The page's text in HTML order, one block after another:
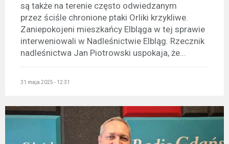
są także na terenie często odwiedzanym
przez ściśle chronione ptaki Orliki krzykliwe.
Zaniepokojeni mieszkańcy Elbląga w tej sprawie
interweniowali w Nadleśnictwie Elbląg. Rzecznik
nadleśnictwa Jan Piotrowski uspokaja, że...
31 maja 2025 - 12:31